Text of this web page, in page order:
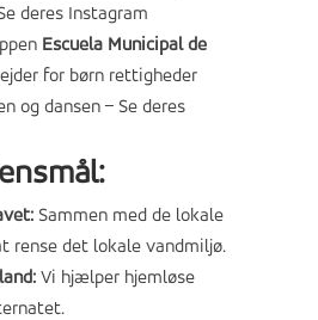
deres Instagram
Escuela Municipal de
for børn rettigheder
og dansen – Se deres
Sammen med de lokale
rense det lokale vandmiljø.
Vi hjælper hjemløse